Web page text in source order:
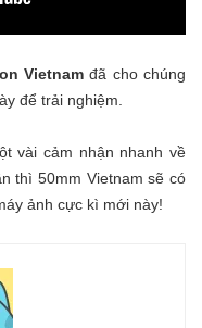
Vietnam đã cho chúng
để trải nghiệm.
vài cảm nhận nhanh về
thì 50mm Vietnam sẽ có
ảnh cực kì mới này!